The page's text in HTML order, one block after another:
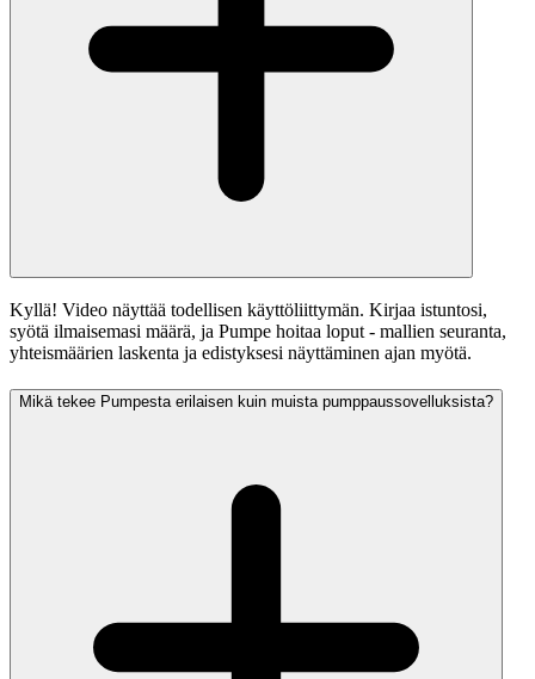
Kyllä! Video näyttää todellisen käyttöliittymän. Kirjaa istuntosi,
syötä ilmaisemasi määrä, ja Pumpe hoitaa loput - mallien seuranta,
yhteismäärien laskenta ja edistyksesi näyttäminen ajan myötä.
Mikä tekee Pumpesta erilaisen kuin muista pumppaussovelluksista?